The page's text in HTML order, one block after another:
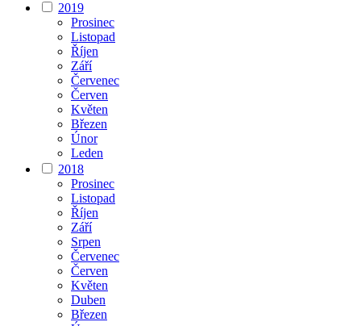
2019
Prosinec
Listopad
Říjen
Září
Červenec
Červen
Květen
Březen
Únor
Leden
2018
Prosinec
Listopad
Říjen
Září
Srpen
Červenec
Červen
Květen
Duben
Březen